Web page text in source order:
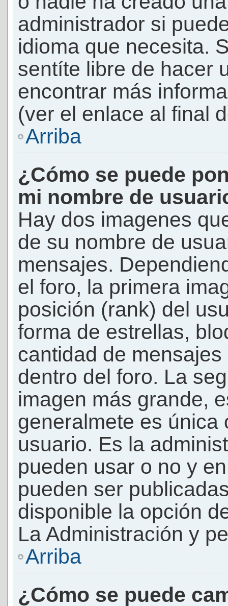
administrador si
idioma que necesita.
sentíte libre de hacer
encontrar más
(ver el enlace al final
Arriba
¿Cómo se puede
mi nombre de
Hay dos imagenes
de su nombre de
mensajes.
el foro, la primera
posición (rank) del
forma de estrellas,
cantidad de
dentro del foro. La
imagen más grande,
generalmete es única
usuario. Es la
pueden usar o no y
pueden ser
disponible la opción
La Administración y
Arriba
¿Cómo se puede